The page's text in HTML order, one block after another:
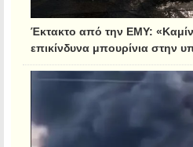
Έκτακτο από την ΕΜΥ:
επικίνδυνα μπουρίνια στην